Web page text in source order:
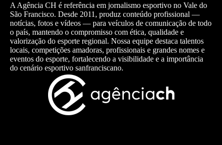
A Agência CH é referência em jornalismo esportivo no Vale do
São Francisco. Desde 2011, produz conteúdo profissional —
notícias, fotos e vídeos — para veículos de comunicação de todo
o país, mantendo o compromisso com ética, qualidade e
valorização do esporte regional. Nossa equipe destaca talentos
locais, competições amadoras, profissionais e grandes nomes e
eventos do esporte, fortalecendo a visibilidade e a importância
do cenário esportivo sanfranciscano.